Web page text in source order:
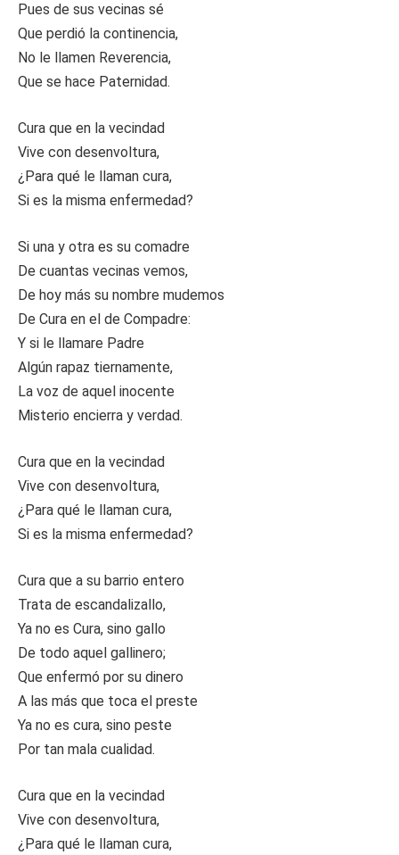
Pues de sus vecinas sé
Que perdió la continencia,
No le llamen Reverencia,
Que se hace Paternidad.
Cura que en la vecindad
Vive con desenvoltura,
¿Para qué le llaman cura,
Si es la misma enfermedad?
Si una y otra es su comadre
De cuantas vecinas vemos,
De hoy más su nombre mudemos
De Cura en el de Compadre:
Y si le llamare Padre
Algún rapaz tiernamente,
La voz de aquel inocente
Misterio encierra y verdad.
Cura que en la vecindad
Vive con desenvoltura,
¿Para qué le llaman cura,
Si es la misma enfermedad?
Cura que a su barrio entero
Trata de escandalizallo,
Ya no es Cura, sino gallo
De todo aquel gallinero;
Que enfermó por su dinero
A las más que toca el preste
Ya no es cura, sino peste
Por tan mala cualidad.
Cura que en la vecindad
Vive con desenvoltura,
¿Para qué le llaman cura,